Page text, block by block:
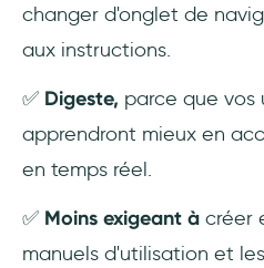
changer d'onglet de
aux instructions.
✅ Digeste, parce que vos
apprendront mieux en
en temps réel.
✅ Moins exigeant à créer
manuels d'utilisation et